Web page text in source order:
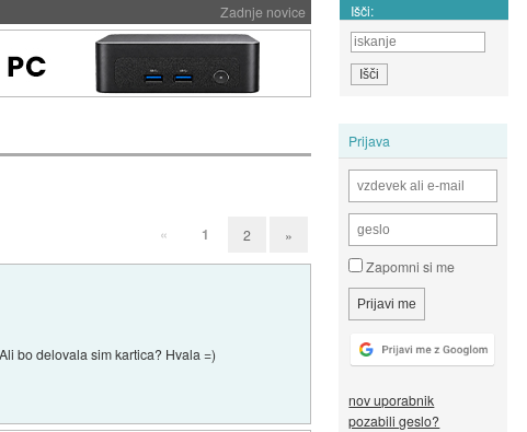
Zadnje novice Išči:
Prijava
Zapomni si me
nov uporabnik
pozabili geslo?
« 1 2 »
bo delovala sim kartica? Hvala =)